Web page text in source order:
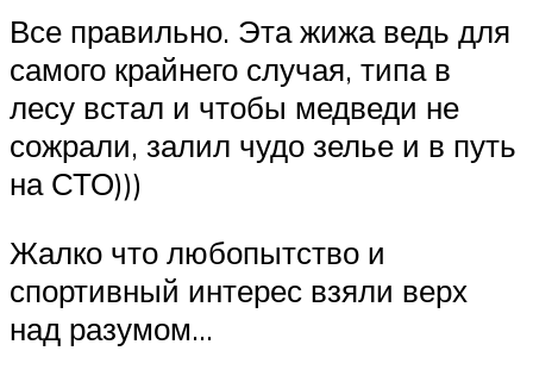
Все правильно. Эта жижа ведь для
самого крайнего случая, типа в
лесу встал и чтобы медведи не
сожрали, залил чудо зелье и в путь
на СТО)))
Жалко что любопытство и
спортивный интерес взяли верх
над разумом…